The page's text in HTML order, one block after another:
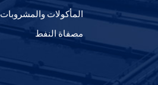
المأكولات والمشروبات
مصفاة النفط